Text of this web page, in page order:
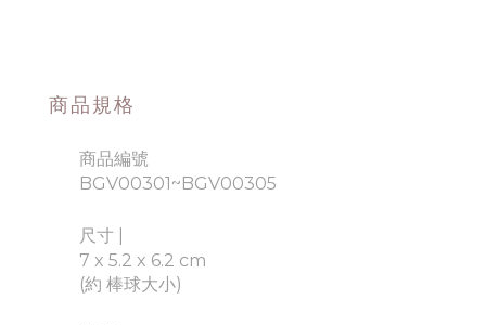
商品規格
商品編號
BGV00301~BGV00305
尺寸 |
7 x 5.2 x 6.2 cm
(約 棒球大小)